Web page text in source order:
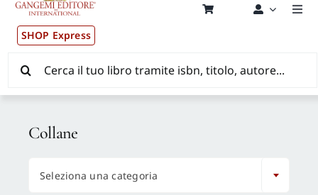
contenuto
SHOP Express
Pubblicazioni
News ed Eventi
Distribuzione Wolrdwide
CONSIP / MEPA / ANVUR / CINECA
per:
Collane
Seleziona una categoria